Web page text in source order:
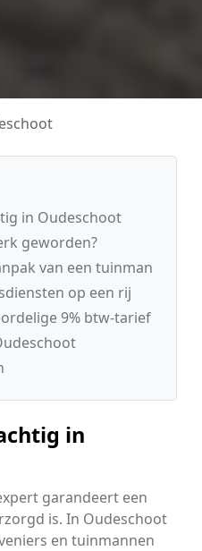
in Oudeschoot
geworden?
van een tuinman
op een rij
9% btw-tarief
in
garandeert een
is. In Oudeschoot
en tuinmannen